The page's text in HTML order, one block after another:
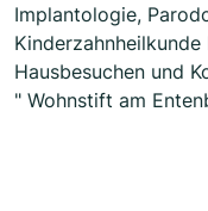
Implantologie,
Hausbesuchen und
" Wohnstift am